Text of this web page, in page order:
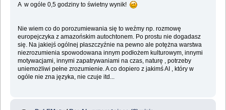
A w ogóle 0,5 godziny to świetny wynik!
Nie wiem co do porozumiewania się to weźmy np. rozmowę
europejczyka z amazońskim autochtonem. Po prostu nie dogadasz
się. Na jakiejś ogólnej płaszczyźnie na pewno ale potężna warstwa
niezrozumienia spowodowana innym podłożem kulturowym, innymi
motywacjami, innymi zapatrywaniami na czas, naturę , potrzeby
uniemożliwi pełne zrozumienie. A co dopiero z jakimś AI , który w
ogóle nie zna języka, nie czuje itd...